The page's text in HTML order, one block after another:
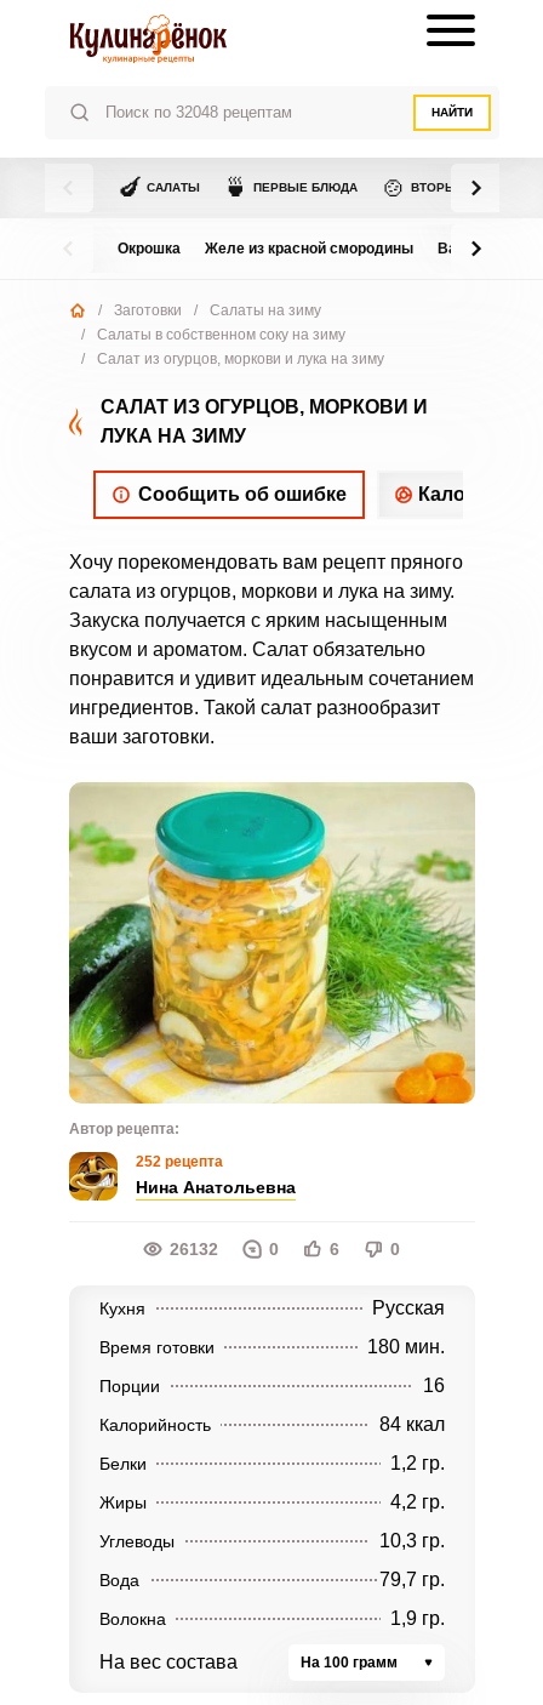
НАЙТИ
🍆 САЛАТЫ 🍵 ПЕРВЫЕ БЛЮДА 🍲 ВТОРЫЕ БЛЮДА
Окрошка Желе из красной смородины Варенье из
/ Заготовки /
Салаты на зиму
/
Салаты в собственном соку на зиму
/
Салат из огурцов, моркови и лука на зиму
САЛАТ ИЗ ОГУРЦОВ, МОРКОВИ И
ЛУКА НА ЗИМУ
Сообщить об ошибке
Хочу порекомендовать вам рецепт пряного
салата из огурцов, моркови и лука на зиму.
Закуска получается с ярким насыщенным
вкусом и ароматом. Салат обязательно
понравится и удивит идеальным сочетанием
ингредиентов. Такой салат разнообразит
ваши заготовки.
Автор рецепта:
252 рецепта
Нина Анатольевна
26132 0 6 0
Кухня Русская
Время готовки 180 мин.
Порции 16
Калорийность 84 ккал
Белки 1,2 гр.
Жиры 4,2 гр.
Углеводы 10,3 гр.
Вода 79,7 гр.
Волокна 1,9 гр.
На вес состава На 100 грамм